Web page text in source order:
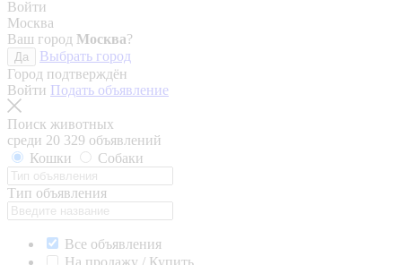
Войти
Москва
Ваш город Москва?
Да
Выбрать город
Город подтверждён
Войти Подать объявление
Поиск животных
среди 20 329 объявлений
Кошки
Собаки
Тип объявления
Все объявления
На продажу / Купить